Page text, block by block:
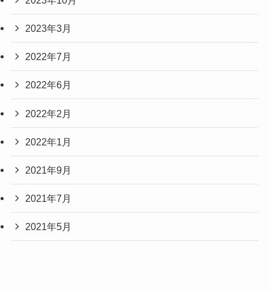
2023年3月
2022年7月
2022年6月
2022年2月
2022年1月
2021年9月
2021年7月
2021年5月